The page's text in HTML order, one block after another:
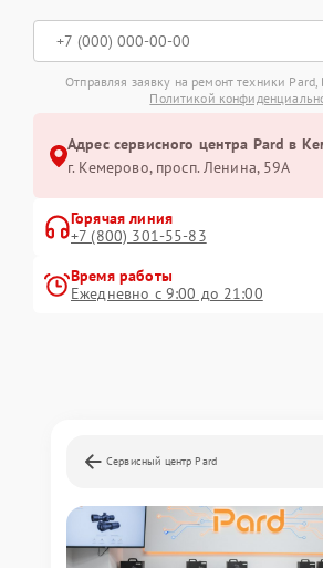
Отправляя заявку на ремонт техники Pard,
Политикой
Адрес сервисного центра Pard в
г. Кемерово, просп. Ленина, 59А
Горячая линия
+7 (800) 301-55-83
Время работы
Ежедневно с 9:00 до 21:00
Сервисный центр Pard